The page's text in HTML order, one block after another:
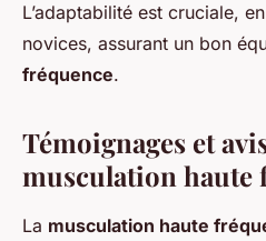
L’adaptabilité est cruciale,
novices, assurant un bon
fréquence.
Témoignages et
musculation haute
La musculation haute